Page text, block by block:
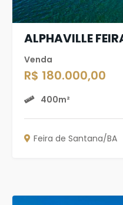
ALPHAVILLE
Venda
R$ 180.000,00
400m²
Feira de Santana/BA